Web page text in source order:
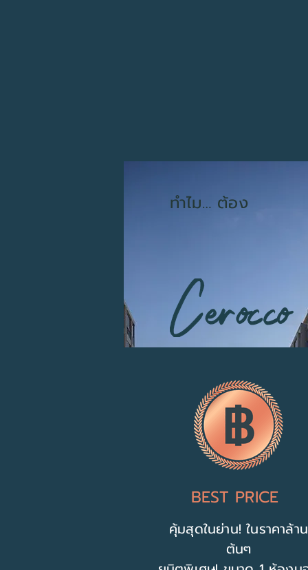
ทำไม… ต้อง
BEST PRICE
คุ้มสุดในย่าน! ในราคาล้าน
ต้นๆ